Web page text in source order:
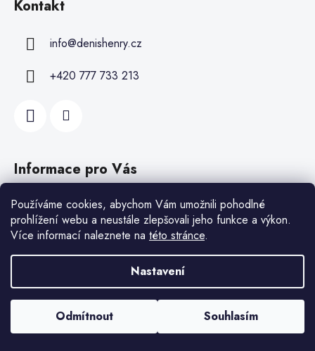
Používáme cookies, abychom Vám umožnili pohodlné
prohlížení webu a neustále zlepšovali jeho funkce a výkon.
Více informací naleznete na této stránce.
Nastavení
Odmítnout Souhlasím
Kontakt
info@denishenry.cz
+420 777 733 213
Informace pro Vás
Recepty a foodblog
Kontakt
Hodnocení obchodu
Reklamace
Vrácení a výměna zboží
Všeobecné obchodní podmínky